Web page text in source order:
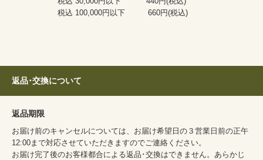
税込 100,000円以下 660円(税込)
返品･交換について
返品期限
お届け前のキャンセルについては、お届け希望日の３営業日前の正午
12:00まで対応させていただきますのでご連絡ください。
お届け完了後のお客様都合による返品･交換はできません。あらかじ